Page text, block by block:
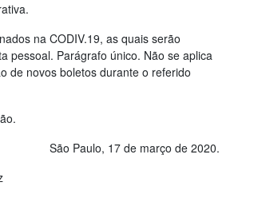
na CODIV.19, as quais serão
pessoal. Parágrafo único. Não se aplica
de novos boletos durante o referido
São Paulo, 17 de março de 2020.